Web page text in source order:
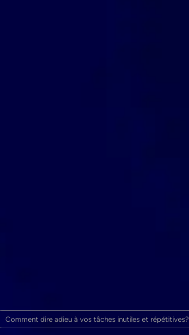
Comment dire adieu à vos tâches inutiles et répétitives?